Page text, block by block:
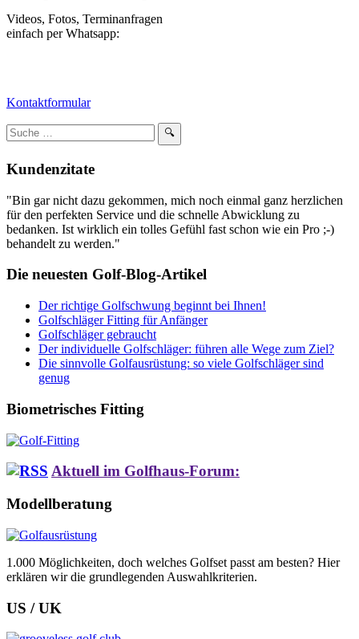
Videos, Fotos, Terminanfragen
einfach per Whatsapp:
Kontaktformular
Suchbegriff
eingeben:
🔍
Kundenzitate
"Bin gar nicht dazu gekommen, mich noch einmal ganz herzlichen
für den perfekten Service und die schnelle Abwicklung zu
bedanken. Ist wirklich ein tolles Gefühl fast schon wie ein Pro ;-)
behandelt zu werden."
Die neuesten Golf-Blog-Artikel
Der richtige Golfschwung beginnt bei Ihnen!
Golfschläger Fitting für Anfänger
Golfschläger gebraucht
Der individuelle Golfschläger: führen alle Wege zum Ziel?
Die sinnvolle Golfausrüstung: so viele Golfschläger sind
genug
Biometrisches Fitting
Aktuell im Golfhaus-Forum:
Modellberatung
1.000 Möglichkeiten, doch welches Golfset passt am besten? Hier
erklären wir die grundlegenden Auswahlkriterien.
US / UK